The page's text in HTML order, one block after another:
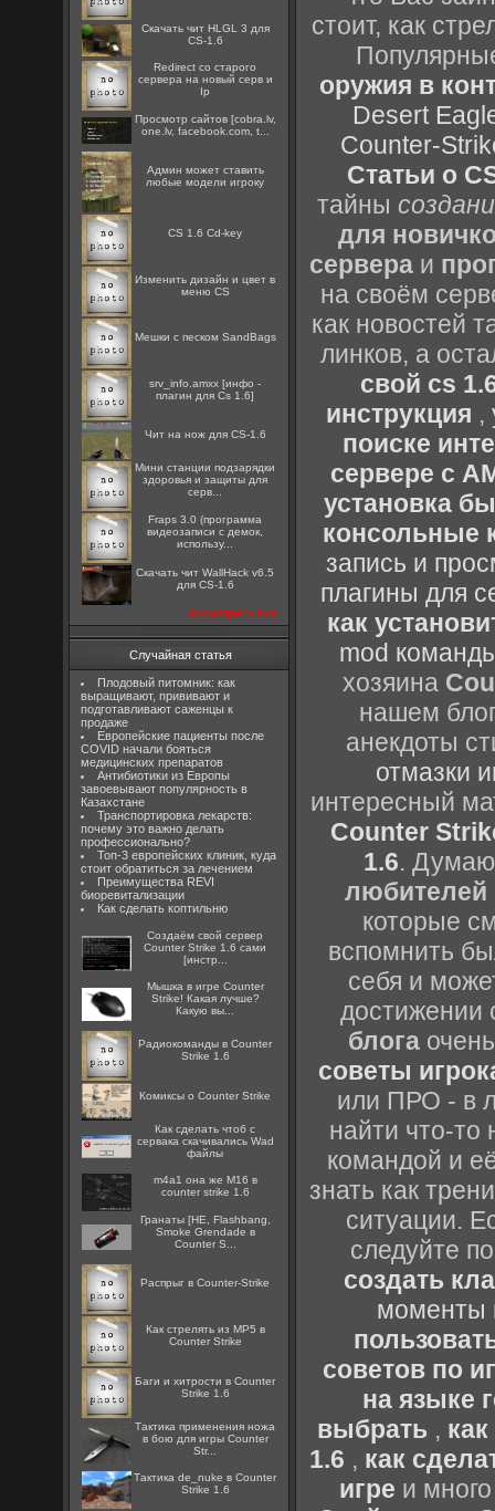
Скачать чит HLGL 3 для
CS-1.6
Redirect со старого
сервера на новый серв и
Ip
Просмотр сайтов [cobra.lv,
one.lv, facebook.com, t...
Админ может ставить
любые модели игроку
CS 1.6 Cd-key
Изменить дизайн и цвет в
меню CS
Мешки с песком SandBags
srv_info.amxx [инфо -
плагин для Cs 1.6]
Чит на нож для CS-1.6
Мини станции подзарядки
здоровья и защиты для
серв...
Fraps 3.0 (программа
видеозаписи с демок,
использу...
Скачать чит WallHack v6.5
для CS-1.6
посмотреть все
Случайная статья
Плодовый питомник: как
выращивают, прививают и
подготавливают саженцы к
продаже
Европейские пациенты после
COVID начали бояться
медицинских препаратов
Антибиотики из Европы
завоевывают популярность в
Казахстане
Транспортировка лекарств:
почему это важно делать
профессионально?
Топ-3 европейских клиник, куда
стоит обратиться за лечением
Преимущества REVI
биоревитализации
Как сделать коптильню
Создаём свой сервер
Counter Strike 1.6 сами
[инстр...
Мышка в игре Counter
Strike! Какая лучше?
Какую вы...
Радиокоманды в Counter
Strike 1.6
Комиксы о Counter Strike
Как сделать чтоб с
сервака скачивались Wad
файлы
m4a1 она же M16 в
counter strike 1.6
Гранаты [HE, Flashbang,
Smoke Grendade в
Counter S...
Распрыг в Counter-Strike
Как стрелять из MP5 в
Counter Strike
Баги и хитрости в Counter
Strike 1.6
Тактика применения ножа
в бою для игры Counter
Str...
Тактика de_nuke в Counter
Strike 1.6
стоит, как
оружия в
Desert
Counter-
Статьи о
тайны
для
сервера и
на своём
как новостей
линков, а
свой cs
инструкция ,
поиске
сервере с
установка
консольные
запись и
плагины для
как
mod
хозяина
нашем
анекдоты
отмазки
интересный
Counter
1.6. Думаю
любителей
которые
вспомнить
себя и
достижении
блога
советы
или ПРО - в
найти что-то
командой и
знать как
ситуации.
следуйте
создать
моменты
советов по
на языке
выбрать ,
1.6 , как
игре и